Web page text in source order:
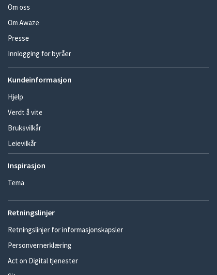
Om oss
Om Awaze
Presse
Innlogging for byråer
Kundeinformasjon
Hjelp
Verdt å vite
Bruksvilkår
Leievilkår
Inspirasjon
Tema
Retningslinjer
Retningslinjer for informasjonskapsler
Personvernerklæring
Act on Digital tjenester